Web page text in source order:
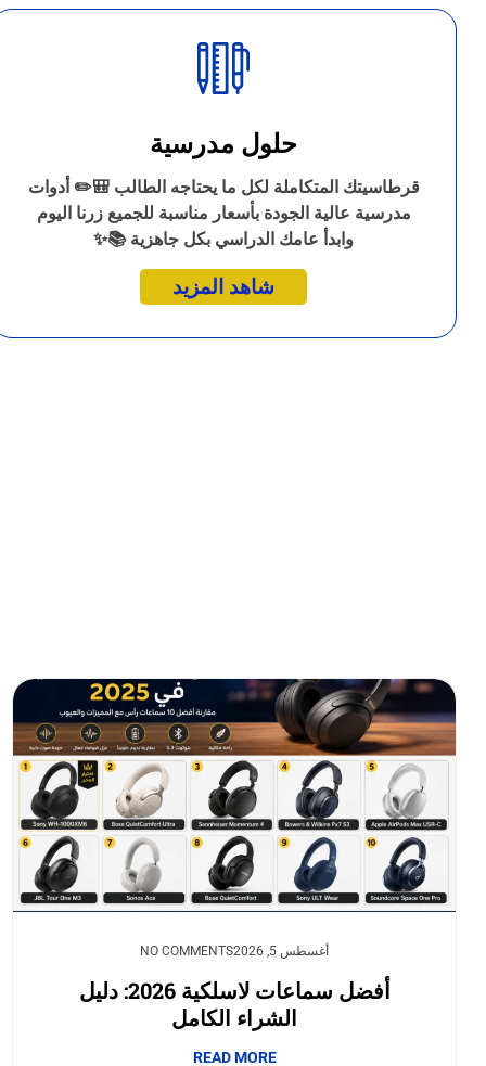
حلول مدرسية
قرطاسيتك المتكاملة لكل ما يحتاجه الطالب 🎒✏️ أدوات
مدرسية عالية الجودة بأسعار مناسبة للجميع زرنا اليوم
وابدأ عامك الدراسي بكل جاهزية 📚✨
شاهد المزيد
أغسطس 5, 2026 NO COMMENTS
أفضل سماعات لاسلكية 2026: دليل
الشراء الكامل
READ MORE